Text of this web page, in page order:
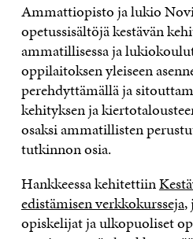
Ammattiopisto ja lukio
opetussisältöjä kestävän
ammatillisessa ja
oppilaitoksen yleiseen
perehdyttämällä ja
kehityksen ja
osaksi ammatillisten
tutkinnon osia.
Hankkeessa kehitettiin
edistämisen verkkokursseja,
opiskelijat ja ulkopuoliset